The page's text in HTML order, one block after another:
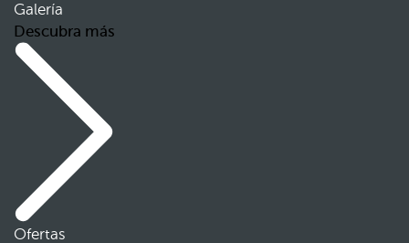
Galería
Descubra más
Ofertas